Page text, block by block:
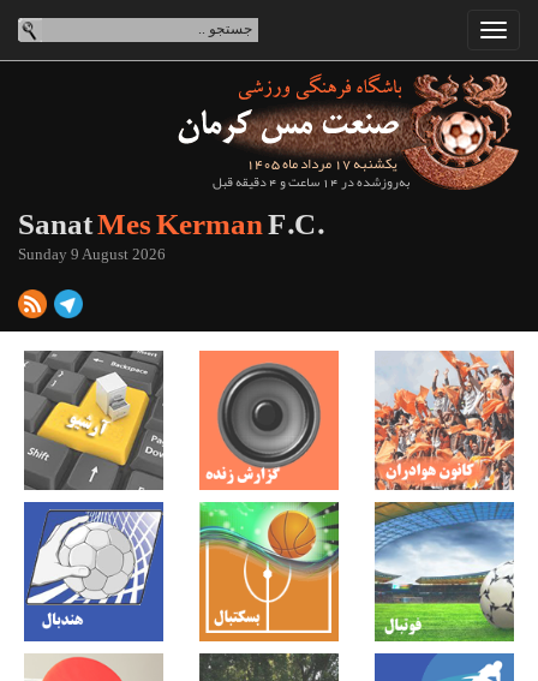
یکشنبه 17 مرداد ماه 1405
به‌روزشده در 14 ساعت و 4 دقیقه قبل
SanatMes KermanF.C.
Sunday 9 August 2026